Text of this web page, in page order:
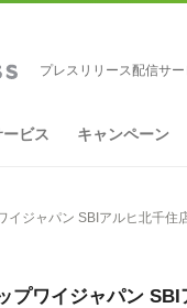
プレスリリース配信サー
ービス キャンペーン
イジャパン SBIアルヒ北千
プワイジャパン